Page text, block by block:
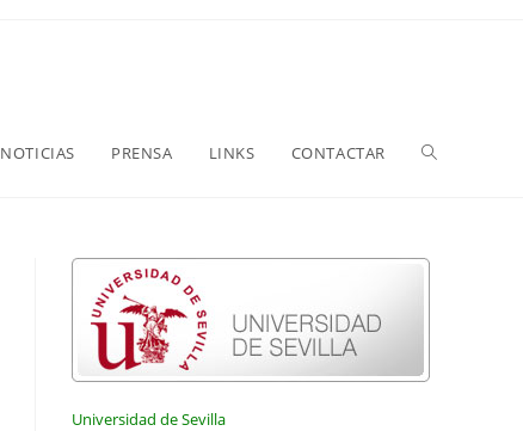
NOTICIAS PRENSA LINKS CONTACTAR
Universidad de Sevilla